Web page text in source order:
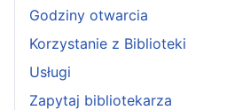
Godziny otwarcia
Korzystanie z Biblioteki
Usługi
Zapytaj bibliotekarza